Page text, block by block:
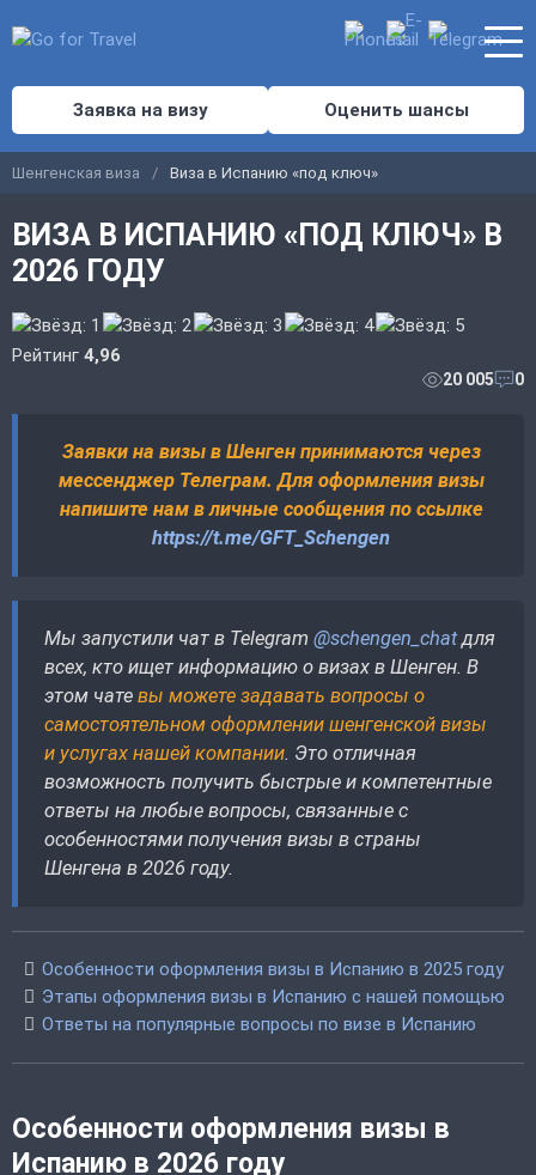
Заявка на визу Оценить шансы
Шенгенская виза Виза в Испанию «под ключ»
ВИЗА В ИСПАНИЮ «ПОД КЛЮЧ» В
2026 ГОДУ
Рейтинг 4,96
20 005 0
Заявки на визы в Шенген принимаются через
мессенджер Телеграм. Для оформления визы
напишите нам в личные сообщения по ссылке
https://t.me/GFT_Schengen
Мы запустили чат в Telegram @schengen_chatдля
всех, кто ищет информацию о визах в Шенген. В
этом чате вы можете задавать вопросы о
самостоятельном оформлении шенгенской визы
и услугах нашей компании. Это отличная
возможность получить быстрые и компетентные
ответы на любые вопросы, связанные с
особенностями получения визы в страны
Шенгена в 2026 году.
Особенности оформления визы в Испанию в 2025 году
Этапы оформления визы в Испанию с нашей помощью
Ответы на популярные вопросы по визе в Испанию
Особенности оформления визы в
Испанию в 2026 году